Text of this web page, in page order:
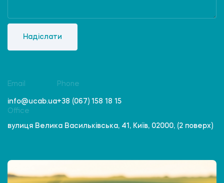
Надіслати
Email
info@ucab.ua
Phone
+38 (067) 158 18 15
Office
вулиця Велика Васильківська, 41, Київ, 02000, (2 поверх)